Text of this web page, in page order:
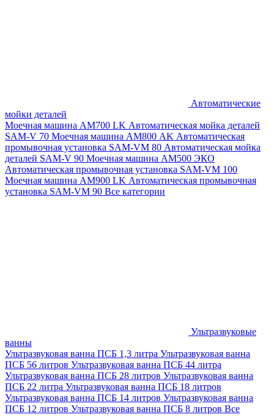
Автоматические
мойки деталей
Моечная машина AM700 LK Автоматическая мойка деталей
SAM-V 70 Моечная машина АМ800 AK Автоматическая
промывочная установка SAM-VM 80 Автоматическая мойка
деталей SAM-V 90 Моечная машина АМ500 ЭКО
Автоматическая промывочная установка SAM-VM 100
Моечная машина AM900 LK Автоматическая промывочная
установка SAM-VM 90 Все категории
Ультразвуковые
ванны
Ультразвуковая ванна ПСБ 1,3 литра Ультразвуковая ванна
ПСБ 56 литров Ультразвуковая ванна ПСБ 44 литра
Ультразвуковая ванна ПСБ 28 литров Ультразвуковая ванна
ПСБ 22 литра Ультразвуковая ванна ПСБ 18 литров
Ультразвуковая ванна ПСБ 14 литров Ультразвуковая ванна
ПСБ 12 литров Ультразвуковая ванна ПСБ 8 литров Все